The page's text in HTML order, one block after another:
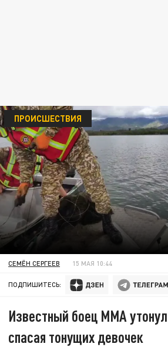
ПРОИСШЕСТВИЯ
СЕМЁН СЕРГЕЕВ 15 МАЯ 10:44
ПОДПИШИТЕСЬ:
Известный боец ММА
спасая тонущих девочек